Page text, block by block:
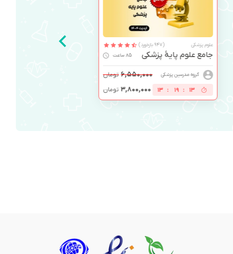
علوم پزشکی (947 بازخورد)
جامع علوم پایۀ پزشکی 85 ساعت
گروه مدرسین پزشکی ۶,۵۵۰,۰۰۰ تومان
13
:
19
:
13 ۳,۸۰۰,۰۰۰ تومان